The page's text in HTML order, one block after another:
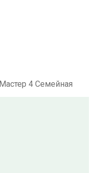
4 Семейная